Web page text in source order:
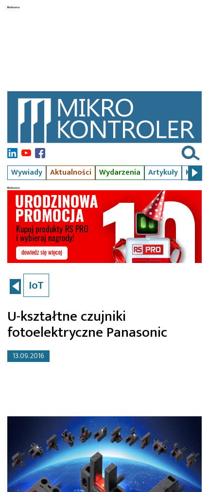
Wywiady Aktualności Wydarzenia Artykuły Kursy
IoT
U-kształtne czujniki
fotoelektryczne Panasonic
13.09.2016